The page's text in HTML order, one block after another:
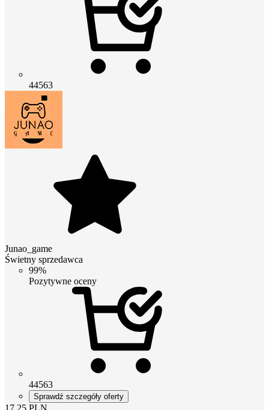
44563
Junao_game
Świetny sprzedawca
99%
Pozytywne oceny
44563
Sprawdź szczegóły oferty
17.25 PLN